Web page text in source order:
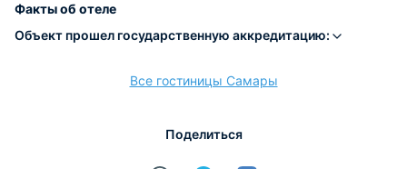
Факты об отеле
Объект прошел государственную аккредитацию:
Все гостиницы Самары
Поделиться